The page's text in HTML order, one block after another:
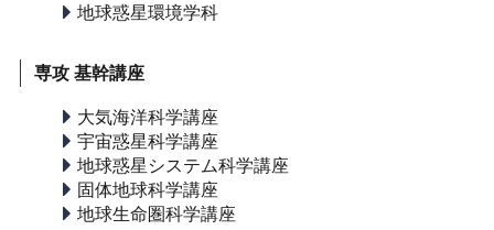
地球惑星環境学科
専攻 基幹講座
大気海洋科学講座
宇宙惑星科学講座
地球惑星システム科学講座
固体地球科学講座
地球生命圏科学講座